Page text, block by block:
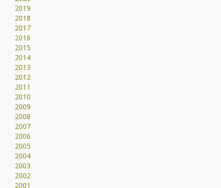
2019
2018
2017
2016
2015
2014
2013
2012
2011
2010
2009
2008
2007
2006
2005
2004
2003
2002
2001